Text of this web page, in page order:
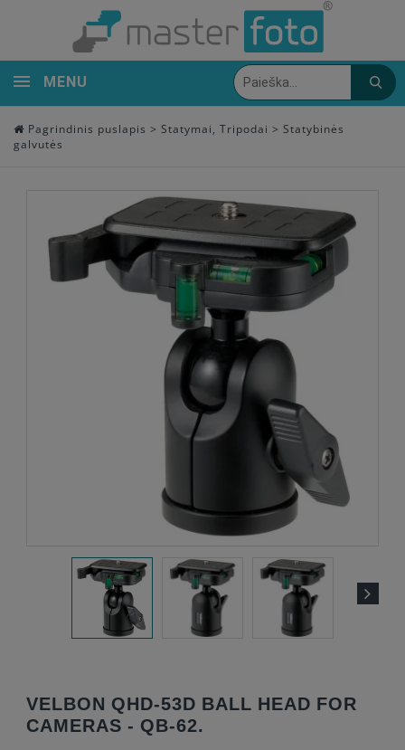
MENU
Pagrindinis puslapis > Statymai, Tripodai > Statybinės
galvutės
VELBON QHD-53D BALL HEAD FOR
CAMERAS - QB-62.